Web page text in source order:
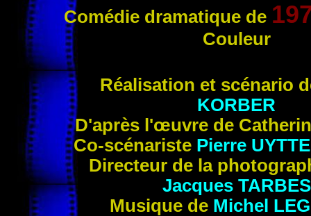
Comédie dramatique de
Couleur
Réalisation et scénario
KORBER
D'après l'œuvre de
Co-scénariste Pierre
Directeur de la
Jacques TARBES
Musique de Michel